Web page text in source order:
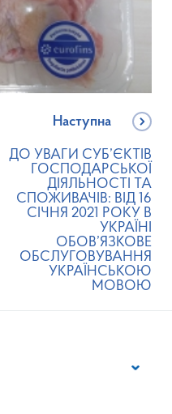
Наступна
ДО УВАГИ СУБ’ЄКТІВ
ГОСПОДАРСЬКОЇ
ДІЯЛЬНОСТІ ТА
СПОЖИВАЧІВ: ВІД 16
СІЧНЯ 2021 РОКУ В
УКРАЇНІ
ОБОВ’ЯЗКОВЕ
ОБСЛУГОВУВАННЯ
УКРАЇНСЬКОЮ
МОВОЮ